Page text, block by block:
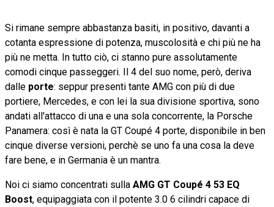
Si rimane sempre abbastanza basiti, in positivo, davanti a
cotanta espressione di potenza, muscolosità e chi più ne ha
più ne metta. In tutto ciò, ci stanno pure assolutamente
comodi cinque passeggeri. Il 4 del suo nome, però, deriva
dalle porte: seppur presenti tante AMG con più di due
portiere, Mercedes, e con lei la sua divisione sportiva, sono
andati all'attacco di una e una sola concorrente, la Porsche
Panamera: così è nata la GT Coupé 4 porte, disponibile in ben
cinque diverse versioni, perchè se uno fa una cosa la deve
fare bene, e in Germania è un mantra.
Noi ci siamo concentrati sulla AMG GT Coupé 4 53 EQ
Boost, equipaggiata con il potente 3.0 6 cilindri capace di